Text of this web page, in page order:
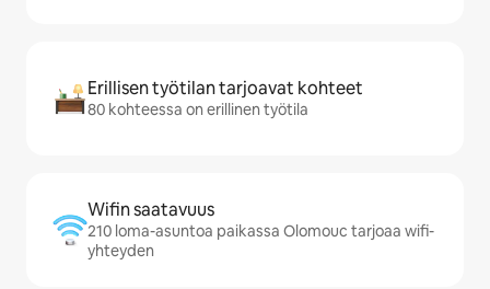
Erillisen työtilan tarjoavat kohteet
80 kohteessa on erillinen työtila
Wifin saatavuus
210 loma-asuntoa paikassa Olomouc tarjoaa wifi-
yhteyden